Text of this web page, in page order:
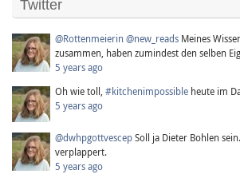
Twitter
@Rottenmeierin @new_reads Meines
zusammen, haben zumindest den selben
5 years ago
Oh wie toll, #kitchenimpossible heute im
5 years ago
@dwhpgottvescepSoll ja Dieter Bohlen
verplappert.
5 years ago